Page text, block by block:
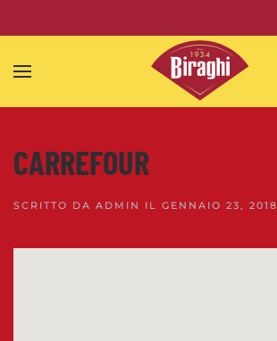
Skip to main content
CARREFOUR
SCRITTO DA ADMIN IL GENNAIO 23, 2018